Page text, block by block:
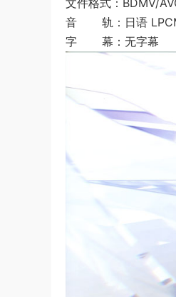
文件格式：BDMV/
音 轨：日语
字 幕：无字幕